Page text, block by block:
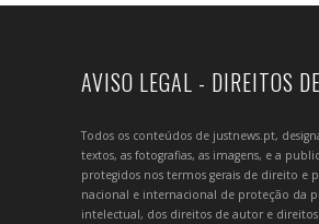
AVISO LEGAL - DIREITOS
Todos os conteúdos de justnews.pt,
textos, as fotografias, as imagens, e a
protegidos nos termos gerais de direito e
nacional e internacional de proteção da
intelectual, dos direitos de autor e direitos